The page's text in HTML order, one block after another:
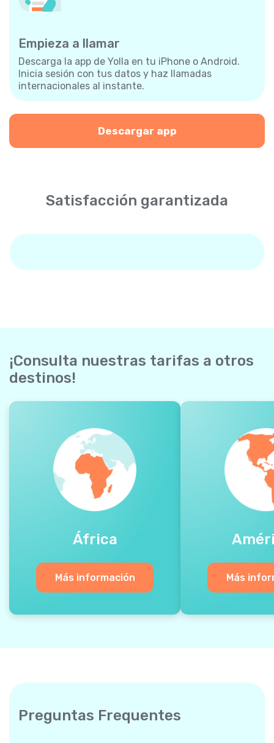
Empieza a llamar
Descarga la app de Yolla en tu iPhone o Android.
Inicia sesión con tus datos y haz llamadas
internacionales al instante.
Descargar app
Satisfacción garantizada
¡Consulta nuestras tarifas a otros
destinos!
África
Más información Más
Preguntas Frequentes